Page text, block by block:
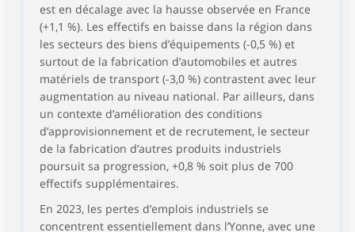
est en décalage avec la hausse observée en France
(+1,1 %). Les effectifs en baisse dans la région dans
les secteurs des biens d’équipements (-0,5 %) et
surtout de la fabrication d’automobiles et autres
matériels de transport (-3,0 %) contrastent avec leur
augmentation au niveau national. Par ailleurs, dans
un contexte d’amélioration des conditions
d’approvisionnement et de recrutement, le secteur
de la fabrication d’autres produits industriels
poursuit sa progression, +0,8 % soit plus de 700
effectifs supplémentaires.
En 2023, les pertes d’emplois industriels se
concentrent essentiellement dans l’Yonne, avec une